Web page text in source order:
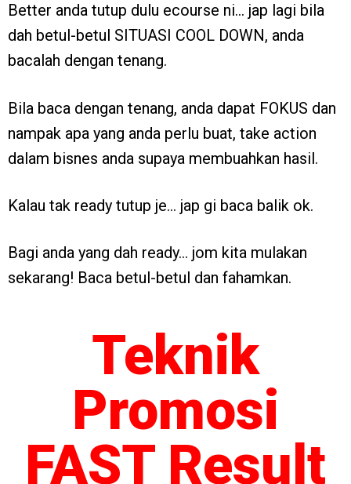
Better anda tutup dulu ecourse ni… jap lagi bila
dah betul-betul SITUASI COOL DOWN, anda
bacalah dengan tenang.
Bila baca dengan tenang, anda dapat FOKUS dan
nampak apa yang anda perlu buat, take action
dalam bisnes anda supaya membuahkan hasil.
Kalau tak ready tutup je… jap gi baca balik ok.
Bagi anda yang dah ready… jom kita mulakan
sekarang! Baca betul-betul dan fahamkan.
Teknik
Promosi
FAST Result